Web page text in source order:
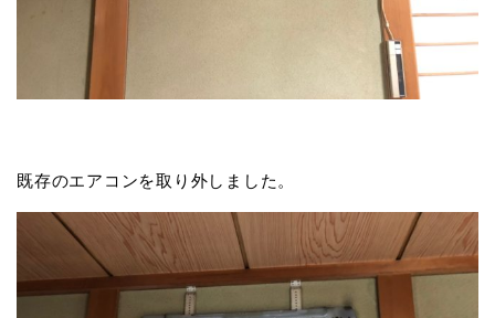
既存のエアコンを取り外しました。